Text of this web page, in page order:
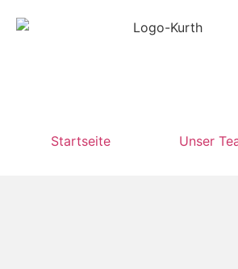
Startseite Unser